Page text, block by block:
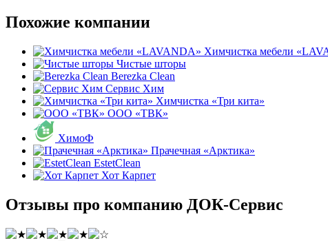
Похожие компании
Химчистка мебели
Чистые шторы
Berezka Clean
Сервис Хим
Химчистка «Три кита»
ООО «ТВК»
ХимоФ
Прачечная «Арктика»
EstetClean
Хот Карпет
Отзывы про компанию ДОК-Сервис